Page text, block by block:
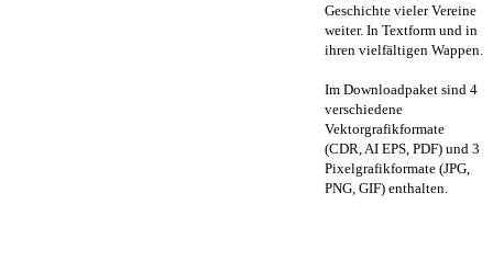
Geschichte vieler Vereine
weiter. In Textform und in
ihren vielfältigen Wappen.
Im Downloadpaket sind 4
verschiedene
Vektorgrafikformate
(CDR, AI EPS, PDF) und 3
Pixelgrafikformate (JPG,
PNG, GIF) enthalten.